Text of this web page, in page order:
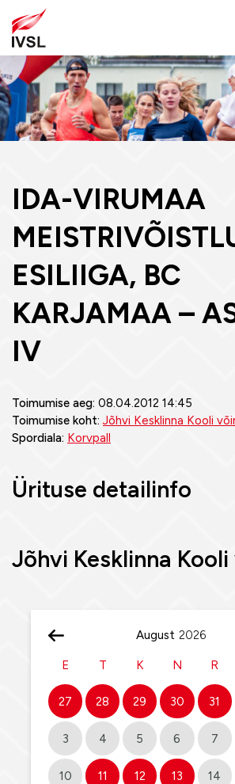
August
E T K N R
27 28 29 30 31
3 4 5 6 7
10 11 12 13 14
IDA-VIRUMAA
ESILIIGA, BC
KARJAMAA –
IV
Toimumise aeg: 08.04.2012 14:45
Toimumise koht: Jõhvi Kesklinna Kooli
Spordiala: Korvpall
Ürituse detailinfo
Jõhvi Kesklinna